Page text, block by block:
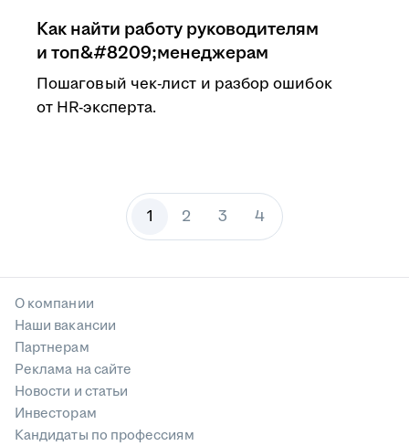
Как найти работу руководителям
и топ&#8209;менеджерам
Пошаговый чек-лист и разбор ошибок
от HR-эксперта.
1 2 3 4
О компании
Наши вакансии
Партнерам
Реклама на сайте
Новости и статьи
Инвесторам
Кандидаты по профессиям